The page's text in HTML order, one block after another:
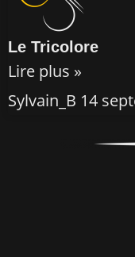
Le Tricolore
Lire plus »
Sylvain_B 14